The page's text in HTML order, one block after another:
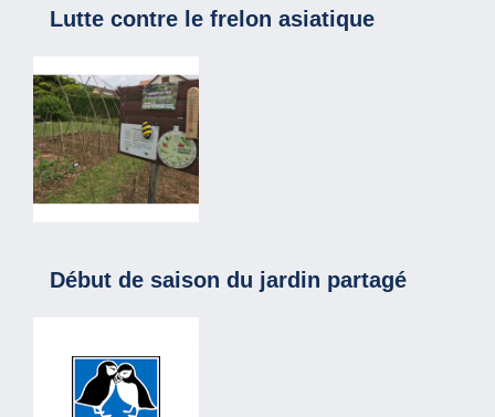
Lutte contre le frelon asiatique
Début de saison du jardin partagé